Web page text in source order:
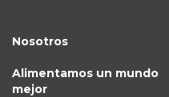
Nosotros
Alimentamos un mundo
mejor